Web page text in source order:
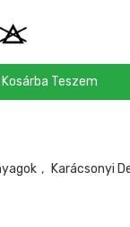
Kosárba Teszem
, Karácsonyi